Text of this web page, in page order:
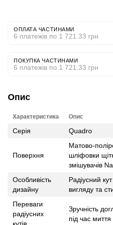
ОПЛАТА ЧАСТИНАМИ
6 платежів по 1 721.33 грн
ПОКУПКА ЧАСТИНАМИ
6 платежів по 1 721.33 грн
Опис
Характеристика Опис
Серія Quadro
Поверхня
Матово-
шліфовки
змішувачів
Особливість
дизайну
Радіусний
вигляду та
Переваги
радіусних
кутів
Зручність
під час